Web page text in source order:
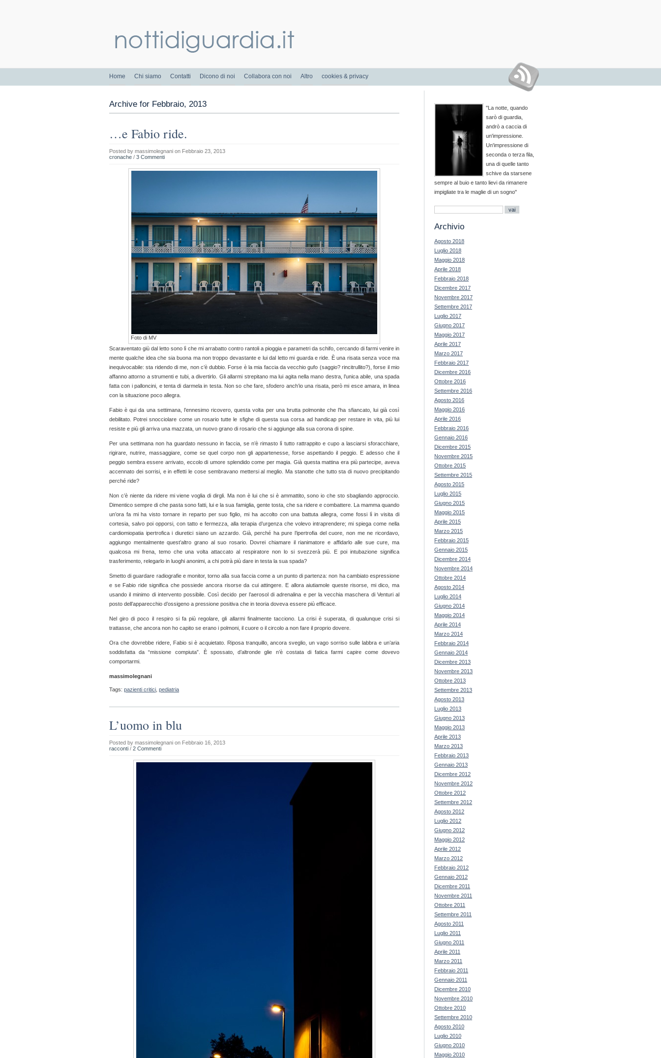
Home Chi siamo Contatti Dicono di noi Collabora con noi Altro cookies & privacy
Archive for Febbraio, 2013
…e Fabio ride.
Posted by massimolegnani on Febbraio 23, 2013
cronache / 3 Commenti
Foto di MV
Scaraventato giù dal letto sono lì che mi arrabatto contro rantoli a pioggia e parametri da schifo, cercando di farmi venire in
mente qualche idea che sia buona ma non troppo devastante e lui dal letto mi guarda e ride. È una risata senza voce ma
inequivocabile: sta ridendo di me, non c’è dubbio. Forse è la mia faccia da vecchio gufo (saggio? rincitrullito?), forse il mio
affanno attorno a strumenti e tubi, a divertirlo. Gli allarmi strepitano ma lui agita nella mano destra, l’unica abile, una spada
fatta con i palloncini, e tenta di darmela in testa. Non so che fare, sfodero anch’io una risata, però mi esce amara, in linea
con la situazione poco allegra.
Fabio è qui da una settimana, l’ennesimo ricovero, questa volta per una brutta polmonite che l’ha sfiancato, lui già così
debilitato. Potrei snocciolare come un rosario tutte le sfighe di questa sua corsa ad handicap per restare in vita, più lui
resiste e più gli arriva una mazzata, un nuovo grano di rosario che si aggiunge alla sua corona di spine.
Per una settimana non ha guardato nessuno in faccia, se n’è rimasto lì tutto rattrappito e cupo a lasciarsi sforacchiare,
rigirare, nutrire, massaggiare, come se quel corpo non gli appartenesse, forse aspettando il peggio. E adesso che il
peggio sembra essere arrivato, eccolo di umore splendido come per magia. Già questa mattina era più partecipe, aveva
accennato dei sorrisi, e in effetti le cose sembravano mettersi al meglio. Ma stanotte che tutto sta di nuovo precipitando
perché ride?
Non c’è niente da ridere mi viene voglia di dirgli. Ma non è lui che si è ammattito, sono io che sto sbagliando approccio.
Dimentico sempre di che pasta sono fatti, lui e la sua famiglia, gente tosta, che sa ridere e combattere. La mamma quando
un’ora fa mi ha visto tornare in reparto per suo figlio, mi ha accolto con una battuta allegra, come fossi lì in visita di
cortesia, salvo poi opporsi, con tatto e fermezza, alla terapia d’urgenza che volevo intraprendere; mi spiega come nella
cardiomiopatia ipertrofica i diuretici siano un azzardo. Già, perché ha pure l’ipertrofia del cuore, non me ne ricordavo,
aggiungo mentalmente quest’altro grano al suo rosario. Dovrei chiamare il rianimatore e affidarlo alle sue cure, ma
qualcosa mi frena, temo che una volta attaccato al respiratore non lo si svezzerà più. E poi intubazione significa
trasferimento, relegarlo in luoghi anonimi, a chi potrà più dare in testa la sua spada?
Smetto di guardare radiografie e monitor, torno alla sua faccia come a un punto di partenza: non ha cambiato espressione
e se Fabio ride significa che possiede ancora risorse da cui attingere. E allora aiutiamole queste risorse, mi dico, ma
usando il minimo di intervento possibile. Così decido per l’aerosol di adrenalina e per la vecchia maschera di Venturi al
posto dell’apparecchio d’ossigeno a pressione positiva che in teoria doveva essere più efficace.
Nel giro di poco il respiro si fa più regolare, gli allarmi finalmente tacciono. La crisi è superata, di qualunque crisi si
trattasse, che ancora non ho capito se erano i polmoni, il cuore o il circolo a non fare il proprio dovere.
Ora che dovrebbe ridere, Fabio si è acquietato. Riposa tranquillo, ancora sveglio, un vago sorriso sulle labbra e un’aria
soddisfatta da “missione compiuta”. È spossato, d’altronde glie n’è costata di fatica farmi capire come dovevo
comportarmi.
massimolegnani
Tags: pazienti critici pediatria
L’uomo in blu
Posted by massimolegnani on Febbraio 16, 2013
racconti / 2 Commenti
"La notte, quando
sarò di guardia,
andrò a caccia di
un'impressione.
Un'impressione di
seconda o terza fila,
una di quelle tanto
schive da starsene
sempre al buio e tanto lievi da rimanere
impigliate tra le maglie di un sogno"
Archivio
Agosto 2018
Luglio 2018
Maggio 2018
Aprile 2018
Febbraio 2018
Dicembre 2017
Novembre 2017
Settembre 2017
Luglio 2017
Giugno 2017
Maggio 2017
Aprile 2017
Marzo 2017
Febbraio 2017
Dicembre 2016
Ottobre 2016
Settembre 2016
Agosto 2016
Maggio 2016
Aprile 2016
Febbraio 2016
Gennaio 2016
Dicembre 2015
Novembre 2015
Ottobre 2015
Settembre 2015
Agosto 2015
Luglio 2015
Giugno 2015
Maggio 2015
Aprile 2015
Marzo 2015
Febbraio 2015
Gennaio 2015
Dicembre 2014
Novembre 2014
Ottobre 2014
Agosto 2014
Luglio 2014
Giugno 2014
Maggio 2014
Aprile 2014
Marzo 2014
Febbraio 2014
Gennaio 2014
Dicembre 2013
Novembre 2013
Ottobre 2013
Settembre 2013
Agosto 2013
Luglio 2013
Giugno 2013
Maggio 2013
Aprile 2013
Marzo 2013
Febbraio 2013
Gennaio 2013
Dicembre 2012
Novembre 2012
Ottobre 2012
Settembre 2012
Agosto 2012
Luglio 2012
Giugno 2012
Maggio 2012
Aprile 2012
Marzo 2012
Febbraio 2012
Gennaio 2012
Dicembre 2011
Novembre 2011
Ottobre 2011
Settembre 2011
Agosto 2011
Luglio 2011
Giugno 2011
Aprile 2011
Marzo 2011
Febbraio 2011
Gennaio 2011
Dicembre 2010
Novembre 2010
Ottobre 2010
Settembre 2010
Agosto 2010
Luglio 2010
Giugno 2010
Maggio 2010